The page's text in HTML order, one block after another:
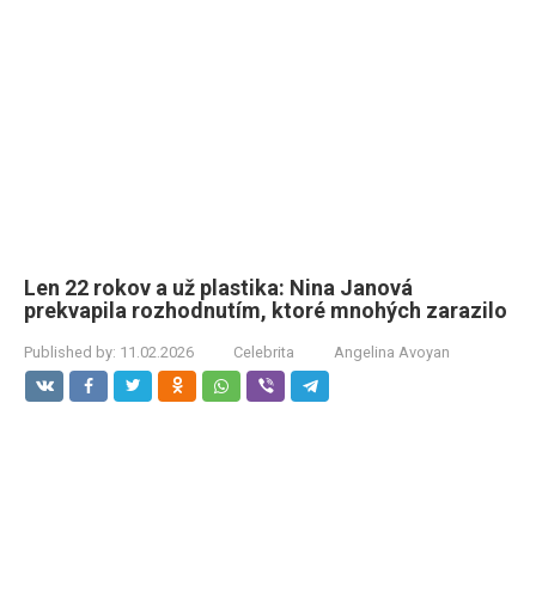
Len 22 rokov a už plastika: Nina Janová
prekvapila rozhodnutím, ktoré mnohých zarazilo
Published by: 11.02.2026 Celebrita Angelina Avoyan